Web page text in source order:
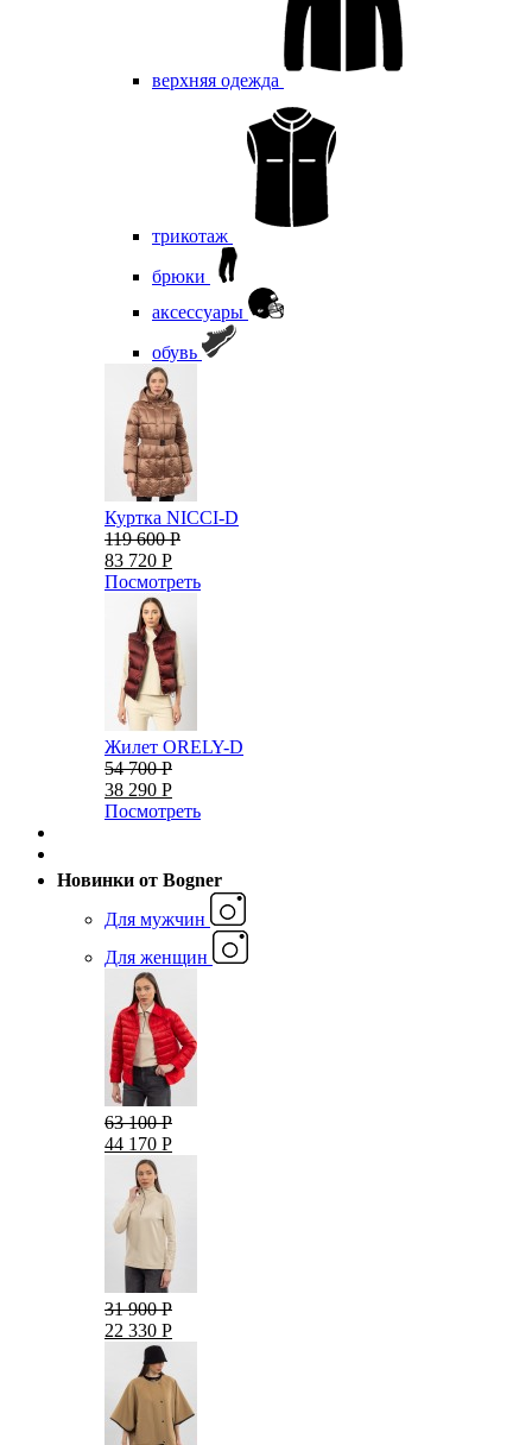
верхняя одежда
трикотаж
брюки
аксессуары
обувь
Куртка NICCI-D
119 600 Р
83 720 Р
Посмотреть
Жилет ORELY-D
54 700 Р
38 290 Р
Посмотреть
Новинки от Bogner
Для мужчин
Для женщин
63 100 Р
44 170 Р
31 900 Р
22 330 Р